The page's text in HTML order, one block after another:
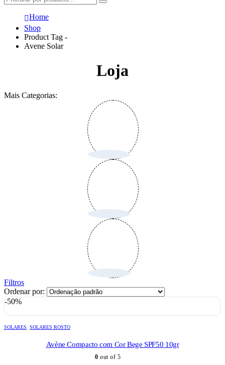
Home
Shop
Product Tag -
Avene Solar
Loja
Mais Categorias:
Filtros
Ordenar por:
-50%
SOLARES SOLARES ROSTO
Avène Compacto com Cor Bege SPF50 10gr
0 out of 5